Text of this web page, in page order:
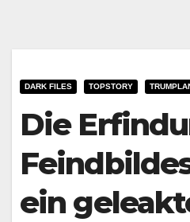
DARK FILES TOPSTORY
Die
ein